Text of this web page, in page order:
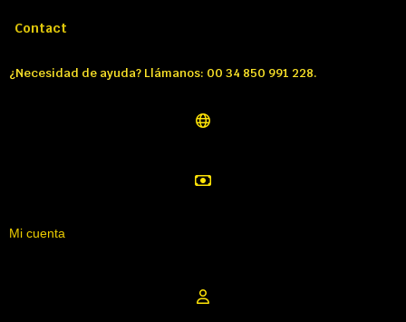
Contact
¿Necesidad de ayuda? Llámanos: 00 34 850 991 228.
Mi cuenta